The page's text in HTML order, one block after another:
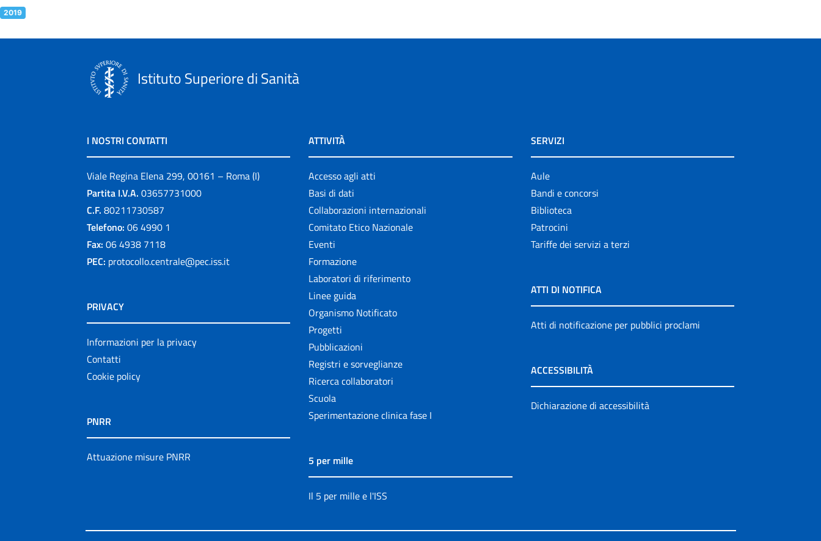
2019
Istituto Superiore di Sanità
I NOSTRI CONTATTI
Viale Regina Elena 299, 00161 – Roma (I)
Partita I.V.A. 03657731000
C.F. 80211730587
Telefono: 06 4990 1
Fax: 06 4938 7118
PEC: protocollo.centrale@pec.iss.it
PRIVACY
Informazioni per la privacy
Contatti
Cookie policy
PNRR
Attuazione misure PNRR
ATTIVITÀ
Accesso agli atti
Basi di dati
Collaborazioni internazionali
Comitato Etico Nazionale
Eventi
Formazione
Laboratori di riferimento
Linee guida
Organismo Notificato
Progetti
Pubblicazioni
Registri e sorveglianze
Ricerca collaboratori
Scuola
Sperimentazione clinica fase I
5 per mille
Il 5 per mille e l'ISS
SERVIZI
Aule
Bandi e concorsi
Biblioteca
Patrocini
Tariffe dei servizi a terzi
ATTI DI NOTIFICA
Atti di notificazione per pubblici proclami
ACCESSIBILITÀ
Dichiarazione di accessibilità